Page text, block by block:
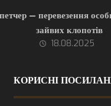
— перевезення
зайвих клопотів
18.08.2025
КОРИСНІ